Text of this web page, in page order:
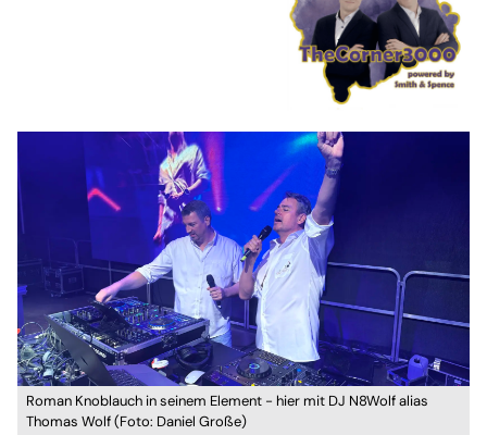
Roman Knoblauch in seinem Element - hier mit DJ N8Wolf alias
Thomas Wolf (Foto: Daniel Große)